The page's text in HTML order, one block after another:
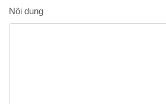
Nội dung